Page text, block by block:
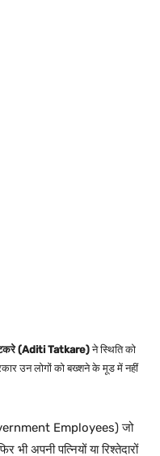
(Aditi Tatkare)ने स्थिति को
उन लोगों को बख्शने के मूड में नहीं
Employees) जो
अपनी पत्नियों या रिश्तेदारों